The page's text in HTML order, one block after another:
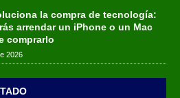
la compra de tecnología:
arrendar un iPhone o un Mac
comprarlo
2026